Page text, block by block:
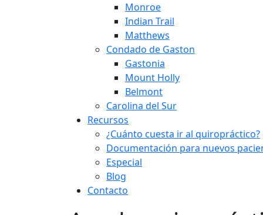
Monroe
Indian Trail
Matthews
Condado de Gaston
Gastonia
Mount Holly
Belmont
Carolina del Sur
Recursos
¿Cuánto cuesta ir al quiropráctico?
Documentación para nuevos
Especial
Blog
Contacto